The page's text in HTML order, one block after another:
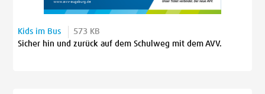
Kids im Bus
573 KB
Sicher hin und zurück auf dem Schulweg mit dem AVV.